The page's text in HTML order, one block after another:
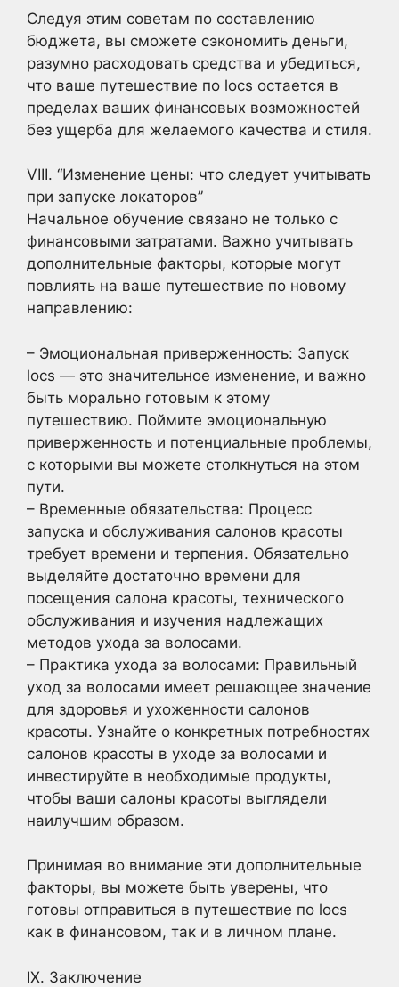
Следуя этим советам по составлению
бюджета, вы сможете сэкономить деньги,
разумно расходовать средства и убедиться,
что ваше путешествие по locs остается в
пределах ваших финансовых возможностей
без ущерба для желаемого качества и стиля.
VIII. “Изменение цены: что следует учитывать
при запуске локаторов”
Начальное обучение связано не только с
финансовыми затратами. Важно учитывать
дополнительные факторы, которые могут
повлиять на ваше путешествие по новому
направлению:
– Эмоциональная приверженность: Запуск
locs — это значительное изменение, и важно
быть морально готовым к этому
путешествию. Поймите эмоциональную
приверженность и потенциальные проблемы,
с которыми вы можете столкнуться на этом
пути.
– Временные обязательства: Процесс
запуска и обслуживания салонов красоты
требует времени и терпения. Обязательно
выделяйте достаточно времени для
посещения салона красоты, технического
обслуживания и изучения надлежащих
методов ухода за волосами.
– Практика ухода за волосами: Правильный
уход за волосами имеет решающее значение
для здоровья и ухоженности салонов
красоты. Узнайте о конкретных потребностях
салонов красоты в уходе за волосами и
инвестируйте в необходимые продукты,
чтобы ваши салоны красоты выглядели
наилучшим образом.
Принимая во внимание эти дополнительные
факторы, вы можете быть уверены, что
готовы отправиться в путешествие по locs
как в финансовом, так и в личном плане.
IX. Заключение